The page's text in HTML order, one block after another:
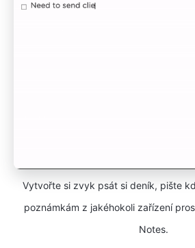
Vytvořte si zvyk psát si deník, pište
poznámkám z jakéhokoli zařízení
Notes.